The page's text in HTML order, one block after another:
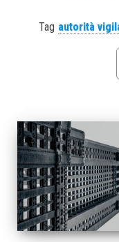
Tag autorità